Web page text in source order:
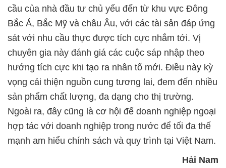
cầu của nhà đầu tư chủ yếu đến từ khu vực Đông
Bắc Á, Bắc Mỹ và châu Âu, với các tài sản đáp ứng
sát với nhu cầu thực được tích cực nhắm tới. Vị
chuyên gia này đánh giá các cuộc sáp nhập theo
hướng tích cực khi tạo ra nhân tố mới. Điều này kỳ
vọng cải thiện nguồn cung tương lai, đem đến nhiều
sản phẩm chất lượng, đa dạng cho thị trường.
Ngoài ra, đây cũng là cơ hội để doanh nghiệp ngoại
hợp tác với doanh nghiệp trong nước để tối đa thế
mạnh am hiểu chính sách và quy trình tại Việt Nam.
Hải Nam